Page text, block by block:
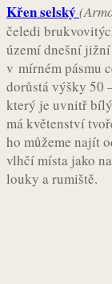
Křen selský
čeledi
území dnešní
v mírném pásmu
dorůstá výšky 50
který je uvnitř
má květenství
ho můžeme najít
vlhčí místa jako
louky a rumiště.